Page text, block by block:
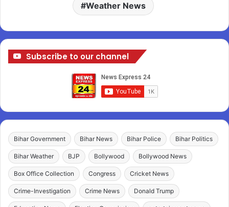
Weather News
Subscribe to our channel
Bihar Government Bihar News Bihar Police Bihar Politics
Bihar Weather BJP Bollywood Bollywood News
Box Office Collection Congress Cricket News
Crime-Investigation Crime News Donald Trump